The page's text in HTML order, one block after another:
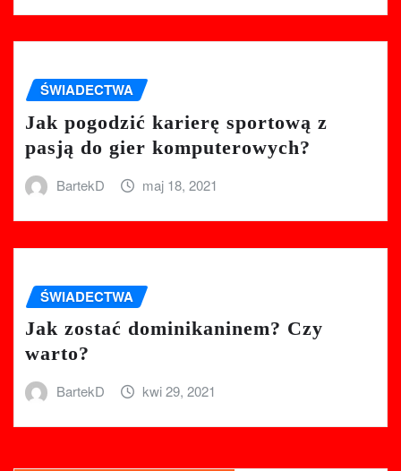
ŚWIADECTWA
Jak pogodzić karierę sportową z
pasją do gier komputerowych?
BartekD maj 18, 2021
ŚWIADECTWA
Jak zostać dominikaninem? Czy
warto?
BartekD kwi 29, 2021